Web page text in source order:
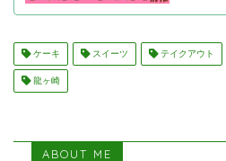
ケーキ スイーツ テイクアウト
龍ヶ崎
ABOUT ME